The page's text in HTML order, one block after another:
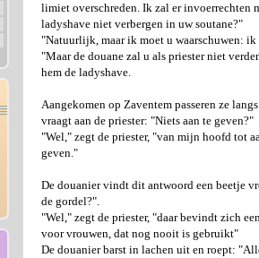
limiet overschreden. Ik zal er invoerrechten
ladyshave niet verbergen in uw soutane?"
"Natuurlijk, maar ik moet u waarschuwen:
"Maar de douane zal u als priester niet
hem de ladyshave.
Aangekomen op Zaventem passeren ze
vraagt aan de priester: "Niets aan te geven?"
"Wel," zegt de priester, "van mijn hoofd tot
geven."
De douanier vindt dit antwoord een beetje
de gordel?".
"Wel," zegt de priester, "daar bevindt zich
voor vrouwen, dat nog nooit is gebruikt"
De douanier barst in lachen uit en roept: